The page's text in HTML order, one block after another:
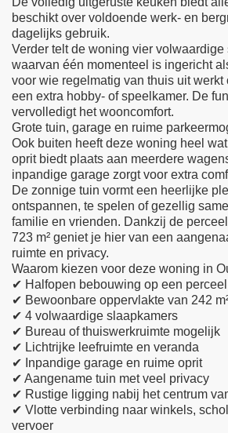
beschikt over voldoende werk- en
dagelijks gebruik.
Verder telt de woning vier volwaardige
waarvan één momenteel is ingericht
voor wie regelmatig van thuis uit werkt
een extra hobby- of speelkamer. De
vervolledigt het wooncomfort.
Grote tuin, garage en ruime
Ook buiten heeft deze woning heel
oprit biedt plaats aan meerdere
inpandige garage zorgt voor extra
De zonnige tuin vormt een heerlijke
ontspannen, te spelen of gezellig
familie en vrienden. Dankzij de
723 m² geniet je hier van een
ruimte en privacy.
Waarom kiezen voor deze woning in
✔ Halfopen bebouwing op een perceel
✔ Bewoonbare oppervlakte van 242
✔ 4 volwaardige slaapkamers
✔ Bureau of thuiswerkruimte mogelijk
✔ Lichtrijke leefruimte en veranda
✔ Inpandige garage en ruime oprit
✔ Aangename tuin met veel privacy
✔ Rustige ligging nabij het centrum
✔ Vlotte verbinding naar winkels,
vervoer